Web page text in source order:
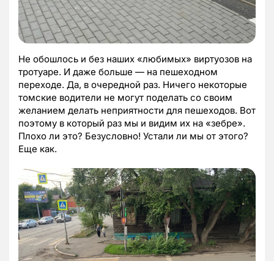
Не обошлось и без наших «любимых» виртуозов на
тротуаре. И даже больше — на пешеходном
переходе. Да, в очередной раз. Ничего некоторые
томские водители не могут поделать со своим
желанием делать неприятности для пешеходов. Вот
поэтому в который раз мы и видим их на «зебре».
Плохо ли это? Безусловно! Устали ли мы от этого?
Еще как.